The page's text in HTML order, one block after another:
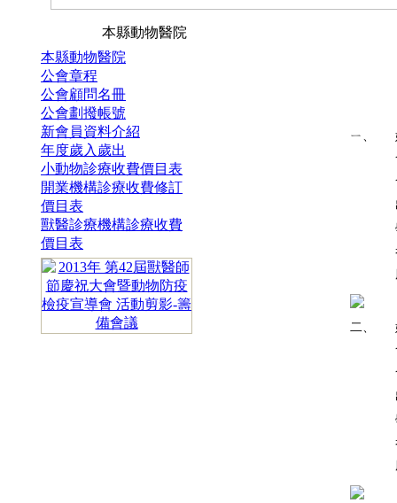
本縣動物醫院
本縣動物醫院
公會章程
公會顧問名冊
公會劃撥帳號
新會員資料介紹
年度歲入歲出
小動物診療收費價目表
開業機構診療收費修訂
價目表
獸醫診療機構診療收費
價目表
ㄧ、
二、